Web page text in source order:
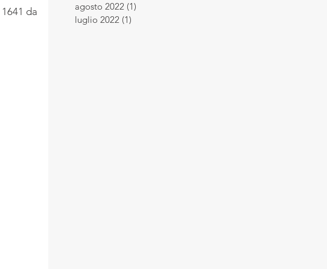
agosto 2022 (1)
luglio 2022 (1)